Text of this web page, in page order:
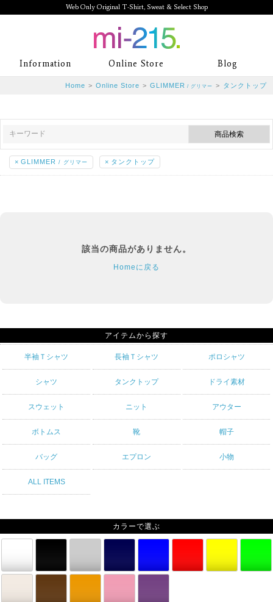
Web Only Original T-Shirt, Sweat & Select Shop
mi-215. Web Only Original T-Shirt,
Sweat & Select Shop mi-215. Tシャ
ランド専門通販
Information Online Store Blog
Home > Online Store > GLIMMER / グリマー > タンクトップ
× GLIMMER / グリマー × タンクトップ
該当の商品がありません。
Homeに戻る
アイテムから探す
半袖Ｔシャツ 長袖Ｔシャツ ポロシャツ
シャツ タンクトップ ドライ素材
スウェット ニット アウター
ボトムス 靴 帽子
バッグ エプロン 小物
ALL ITEMS
カラーで選ぶ